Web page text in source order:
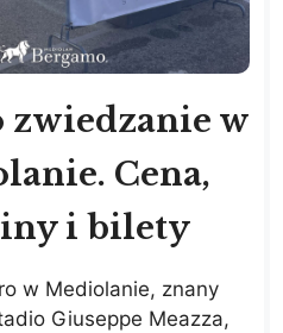
zwiedzanie w
Cena,
i bilety
w Mediolanie, znany
Giuseppe Meazza,